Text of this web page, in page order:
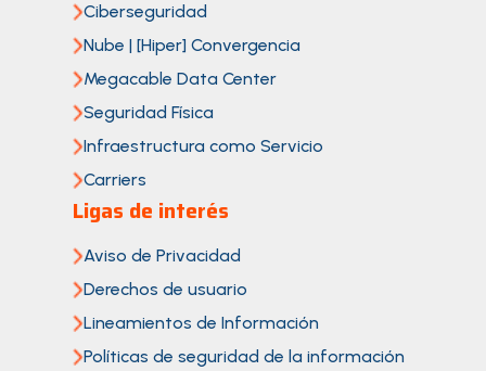
Ciberseguridad
Nube | [Hiper] Convergencia
Megacable Data Center
Seguridad Física
Infraestructura como Servicio
Carriers
Ligas de interés
Aviso de Privacidad
Derechos de usuario
Lineamientos de Información
Políticas de seguridad de la información